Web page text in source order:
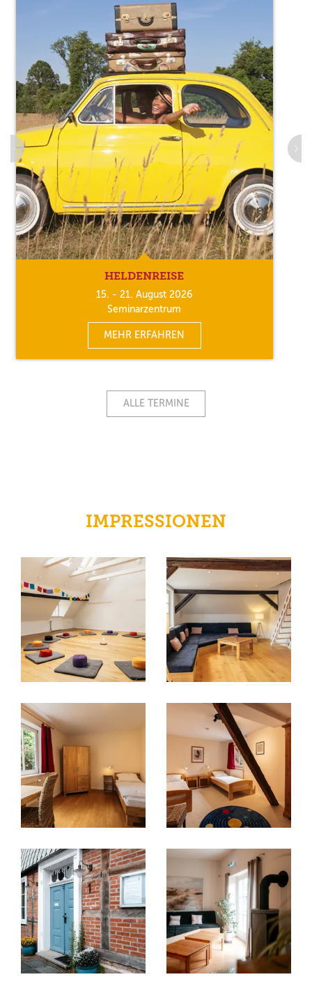
HELDENREISE
15. - 21. August 2026
Seminarzentrum
MEHR ERFAHREN
ALLE TERMINE
IMPRESSIONEN